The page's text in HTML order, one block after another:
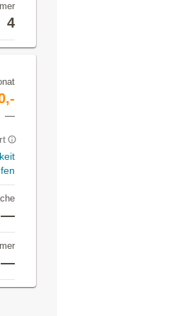
4
—
—
—